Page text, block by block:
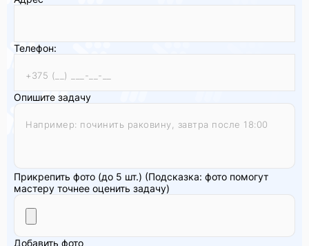
Телефон:
Опишите задачу
Прикрепить фото (до 5 шт.) (Подсказка: фото помогут
мастеру точнее оценить задачу)
Добавить фото